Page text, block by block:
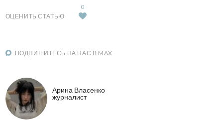
ОЦЕНИТЬ СТАТЬЮ
0
ПОДПИШИТЕСЬ НА НАС В MAX
Арина Власенко
журналист